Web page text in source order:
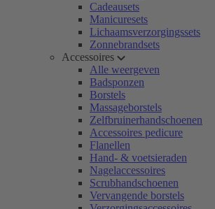
Cadeausets
Manicuresets
Lichaamsverzorgingssets
Zonnebrandsets
Accessoires
Alle weergeven
Badsponzen
Borstels
Massageborstels
Zelfbruinerhandschoenen
Accessoires pedicure
Flanellen
Hand- & voetsieraden
Nagelaccessoires
Scrubhandschoenen
Vervangende borstels